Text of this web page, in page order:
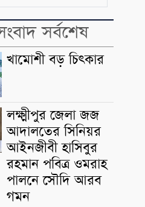
সর্বশেষ
খামোশী বড় চিৎকার
লক্ষ্মীপুর জেলা জজ
আদালতের সিনিয়র
আইনজীবী হাসিবুর
রহমান পবিত্র ওমরাহ
পালনে সৌদি আরব
গমন